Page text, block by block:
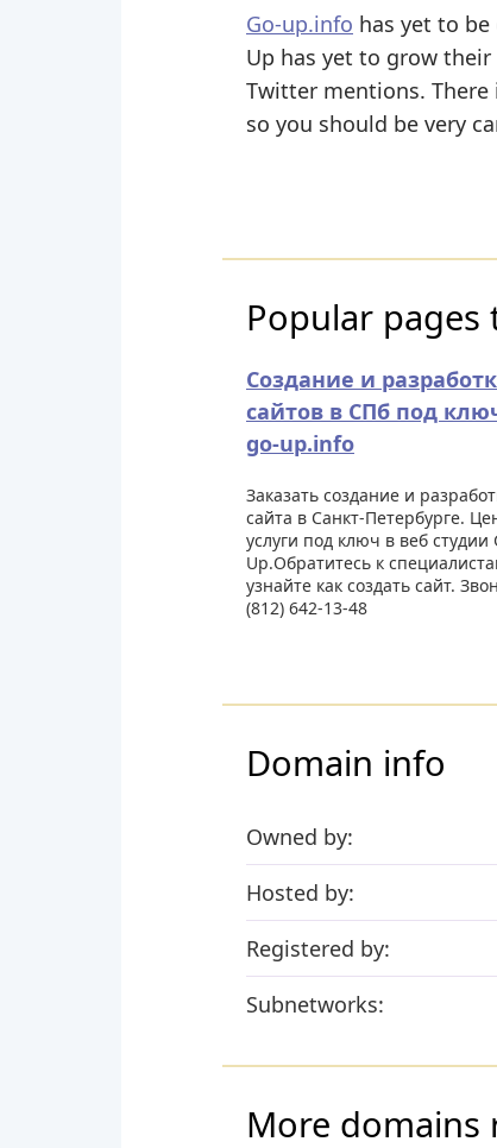
Go-up.info has yet to
Up has yet to grow
Twitter mentions.
so you should be very
Popular
Создание и
сайтов в СПб под
go-up.info
Заказать создание и
сайта в Санкт-Петербурге.
услуги под ключ в веб студии
Up.Обратитесь к
узнайте как создать сайт.
(812) 642-13-48
Domain info
Owned by:
Hosted by:
Registered by:
Subnetworks:
More domains